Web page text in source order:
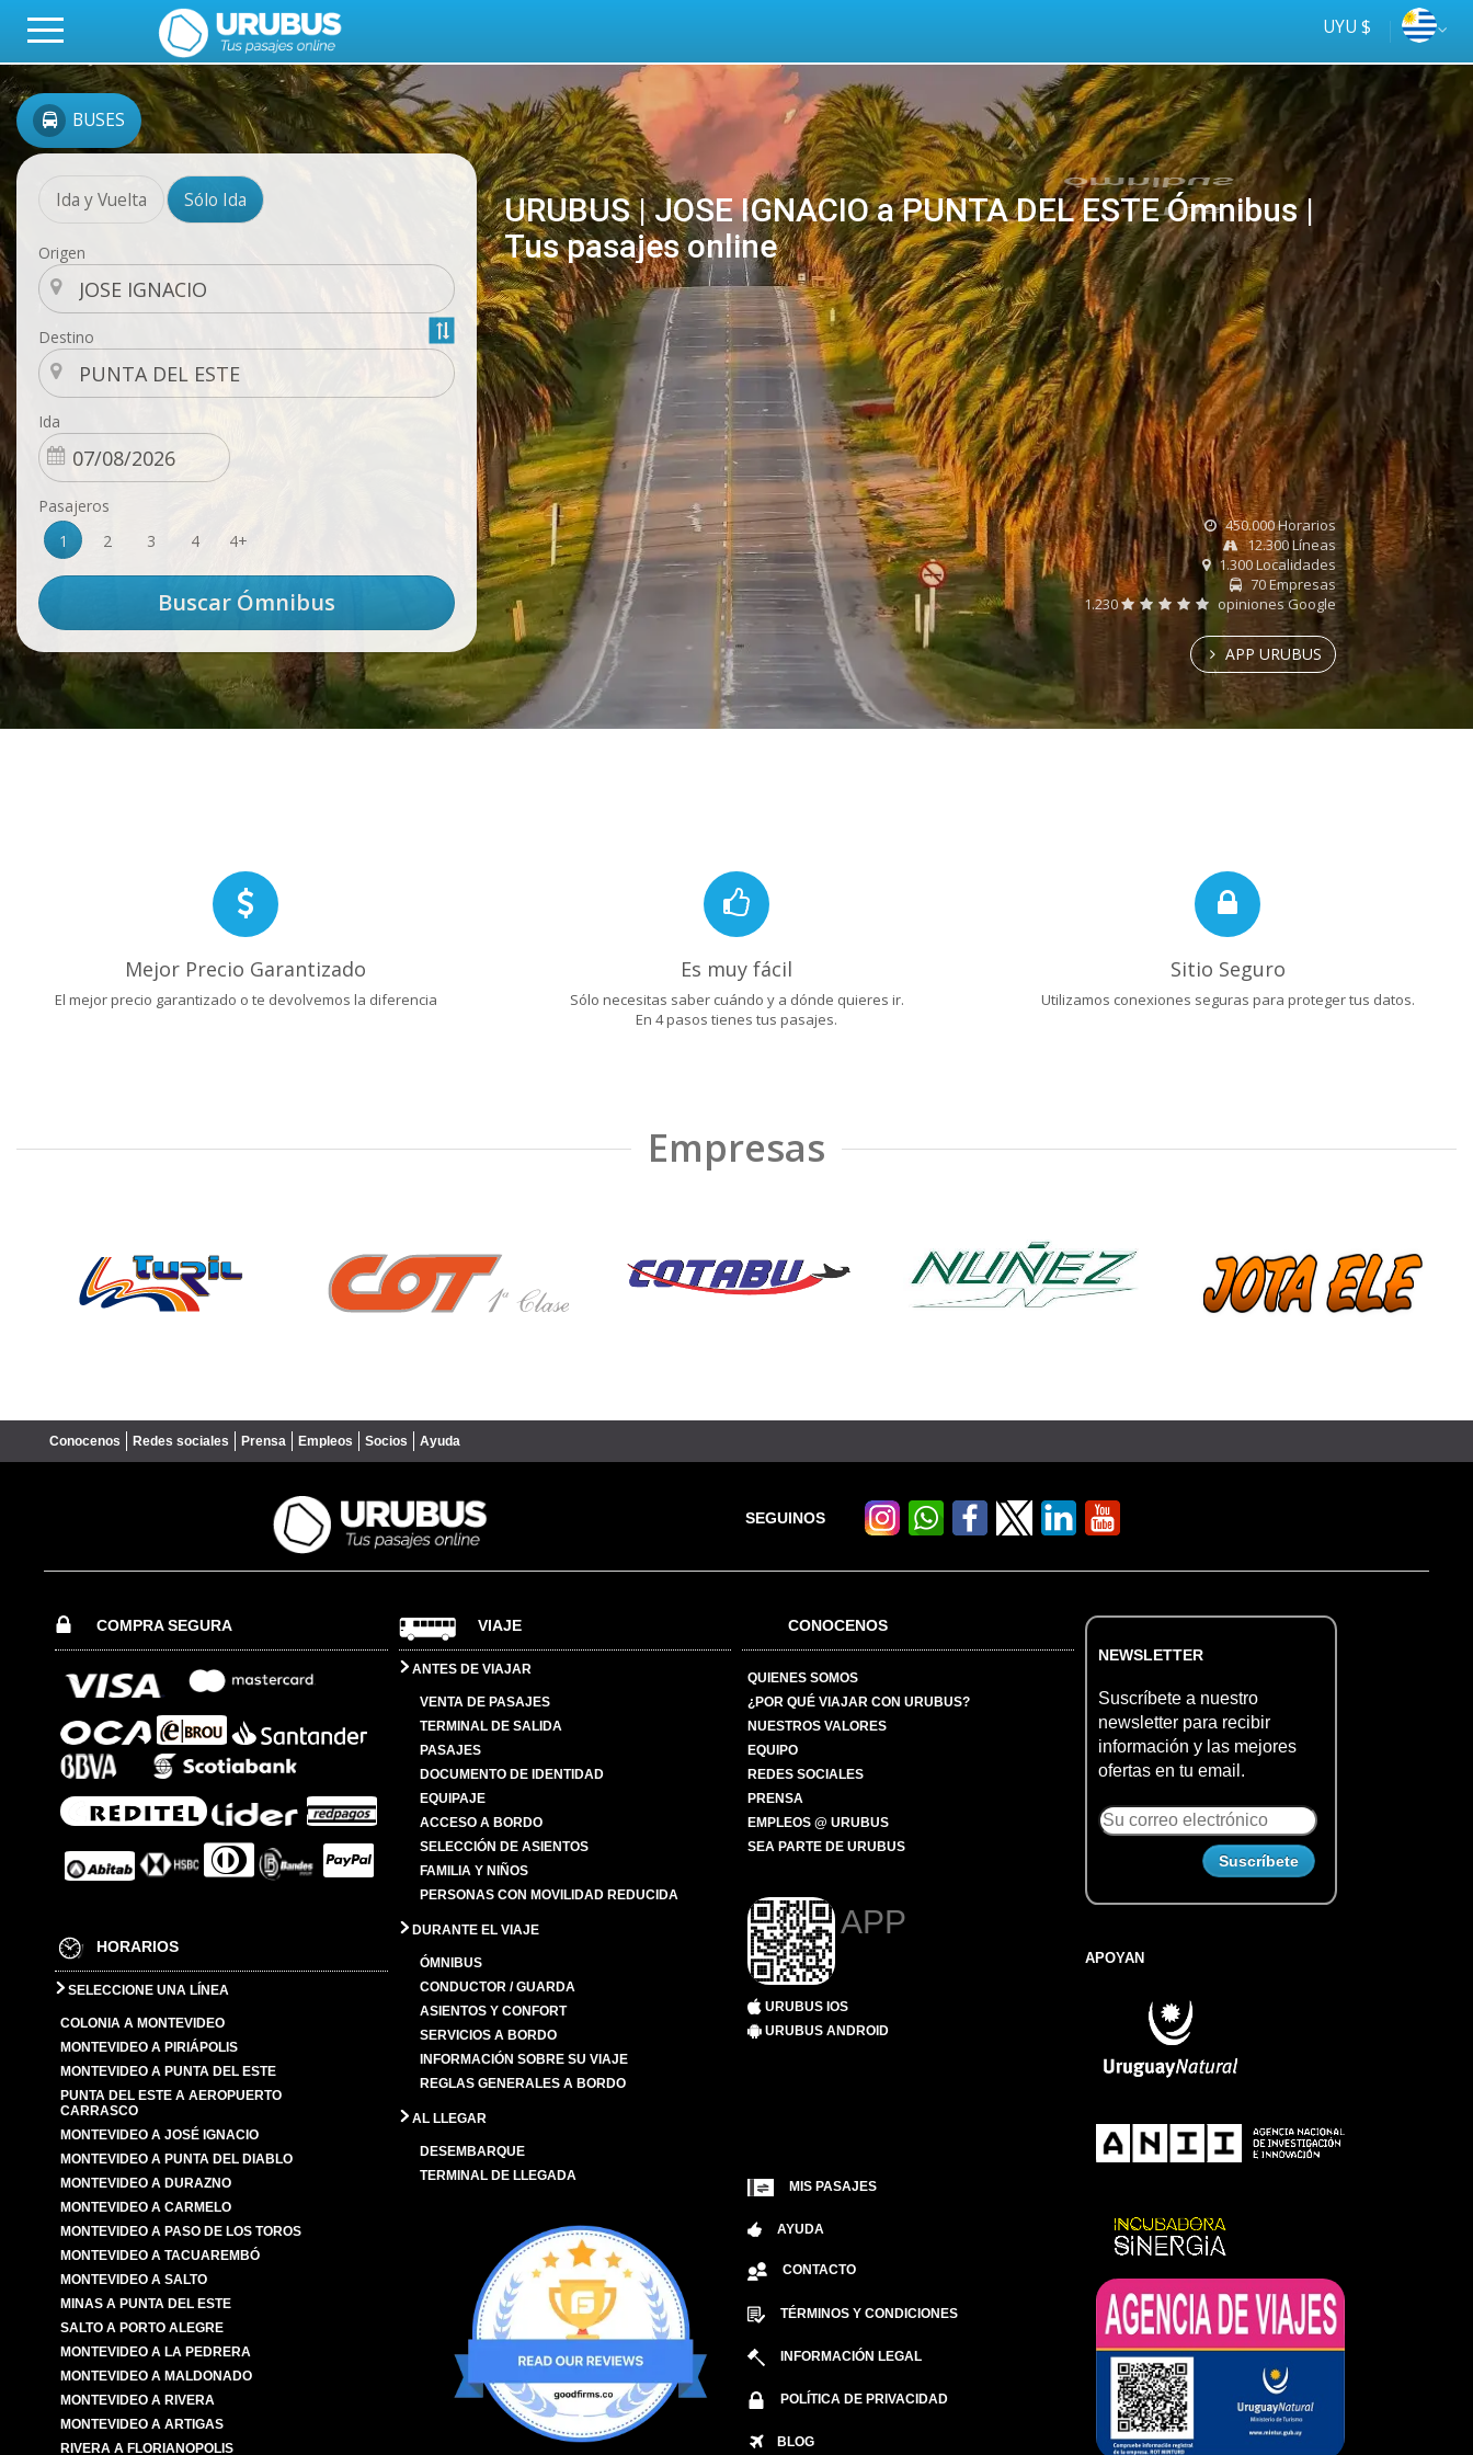
UYU $
BUSES
Ida y Vuelta Sólo Ida
Origen
Destino
Ida
Pasajeros
1
2 3 4 4+
URUBUS | JOSE IGNACIO a PUNTA DEL ESTE Ómnibus |
Tus pasajes online
online
Tus
ómnibus
450.000 Horarios
12.300 Líneas
1.300 Localidades
70 Empresas
1.230
opiniones Google
APP URUBUS
Mejor Precio Garantizado
El mejor precio garantizado o te devolvemos la diferencia
Es muy fácil
Sólo necesitas saber cuándo y a dónde quieres ir.
En 4 pasos tienes tus pasajes.
Sitio Seguro
Utilizamos conexiones seguras para proteger tus datos.
Empresas
Conocenos Redes sociales Prensa Empleos Socios Ayuda
SEGUINOS
COMPRA SEGURA
HORARIOS
SELECCIONE UNA LÍNEA
COLONIA A MONTEVIDEO
MONTEVIDEO A PIRIÁPOLIS
MONTEVIDEO A PUNTA DEL ESTE
PUNTA DEL ESTE A AEROPUERTO
CARRASCO
MONTEVIDEO A JOSÉ IGNACIO
MONTEVIDEO A PUNTA DEL DIABLO
MONTEVIDEO A DURAZNO
MONTEVIDEO A CARMELO
MONTEVIDEO A PASO DE LOS TOROS
MONTEVIDEO A TACUAREMBÓ
MONTEVIDEO A SALTO
MINAS A PUNTA DEL ESTE
SALTO A PORTO ALEGRE
MONTEVIDEO A LA PEDRERA
MONTEVIDEO A MALDONADO
MONTEVIDEO A RIVERA
MONTEVIDEO A ARTIGAS
RIVERA A FLORIANOPOLIS
VIAJE
ANTES DE VIAJAR
VENTA DE PASAJES
TERMINAL DE SALIDA
PASAJES
DOCUMENTO DE IDENTIDAD
EQUIPAJE
ACCESO A BORDO
SELECCIÓN DE ASIENTOS
FAMILIA Y NIÑOS
PERSONAS CON MOVILIDAD REDUCIDA
DURANTE EL VIAJE
ÓMNIBUS
CONDUCTOR / GUARDA
ASIENTOS Y CONFORT
SERVICIOS A BORDO
INFORMACIÓN SOBRE SU VIAJE
REGLAS GENERALES A BORDO
AL LLEGAR
DESEMBARQUE
TERMINAL DE LLEGADA
CONOCENOS
QUIENES SOMOS
¿POR QUÉ VIAJAR CON URUBUS?
NUESTROS VALORES
EQUIPO
REDES SOCIALES
PRENSA
EMPLEOS @ URUBUS
SEA PARTE DE URUBUS
APP
URUBUS IOS
URUBUS ANDROID
MIS PASAJES
AYUDA
CONTACTO
TÉRMINOS Y CONDICIONES
INFORMACIÓN LEGAL
POLÍTICA DE PRIVACIDAD
BLOG
NEWSLETTER
Suscríbete a nuestro
newsletter para recibir
información y las mejores
ofertas en tu email.
APOYAN